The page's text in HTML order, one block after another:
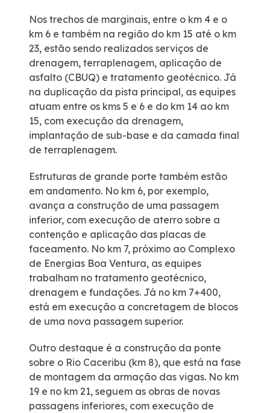
Projetos Socioambientais
Certificações
Política de Gestão Integrada
Compromisso Ambiental
Mapa da via
Atendimento
Ouvidoria
Dúvidas
Fornecedores
0800
Fale Conosco
Nos trechos de marginais, entre o km 4 e o
km 6 e também na região do km 15 até o km
23, estão sendo realizados serviços de
drenagem, terraplenagem, aplicação de
asfalto (CBUQ) e tratamento geotécnico. Já
na duplicação da pista principal, as equipes
atuam entre os kms 5 e 6 e do km 14 ao km
15, com execução da drenagem,
implantação de sub-base e da camada final
de terraplenagem.
Estruturas de grande porte também estão
em andamento. No km 6, por exemplo,
avança a construção de uma passagem
inferior, com execução de aterro sobre a
contenção e aplicação das placas de
faceamento. No km 7, próximo ao Complexo
de Energias Boa Ventura, as equipes
trabalham no tratamento geotécnico,
drenagem e fundações. Já no km 7+400,
está em execução a concretagem de blocos
de uma nova passagem superior.
Outro destaque é a construção da ponte
sobre o Rio Caceribu (km 8), que está na fase
de montagem da armação das vigas. No km
19 e no km 21, seguem as obras de novas
passagens inferiores, com execução de